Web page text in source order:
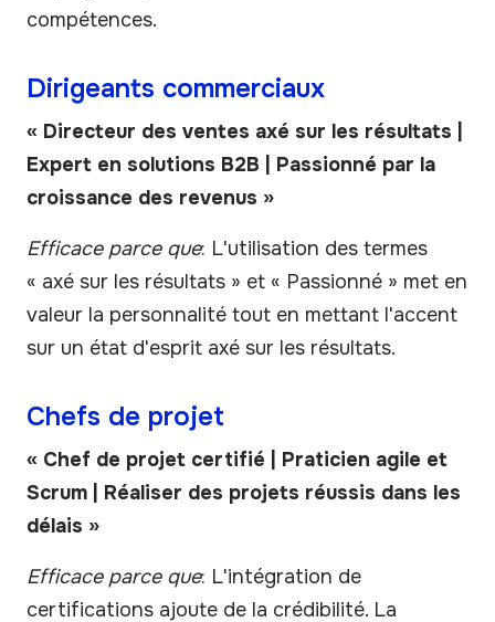
compétences.
Dirigeants commerciaux
« Directeur des ventes axé sur les résultats |
Expert en solutions B2B | Passionné par la
croissance des revenus »
Efficace parce que: L'utilisation des termes
« axé sur les résultats » et « Passionné » met en
valeur la personnalité tout en mettant l'accent
sur un état d'esprit axé sur les résultats.
Chefs de projet
« Chef de projet certifié | Praticien agile et
Scrum | Réaliser des projets réussis dans les
délais »
Efficace parce que: L'intégration de
certifications ajoute de la crédibilité. La